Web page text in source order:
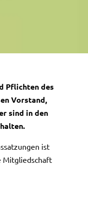
Pflichten des
Vorstand,
sind in den
ist
Mitgliedschaft